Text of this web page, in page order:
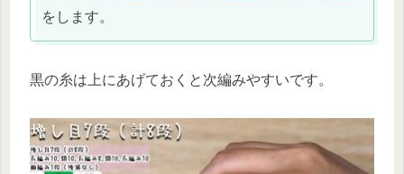
をします。
黒の糸は上にあげておくと次編みやすいです。